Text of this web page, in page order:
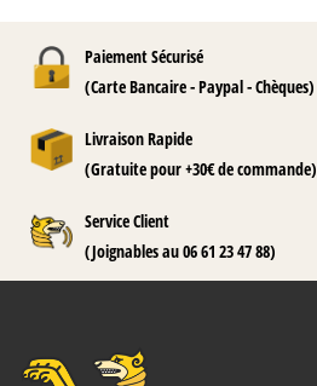
Paiement Sécurisé
(Carte Bancaire - Paypal - Chèques)
Livraison Rapide
(Gratuite pour +30€ de commande)
Service Client
(Joignables au 06 61 23 47 88)